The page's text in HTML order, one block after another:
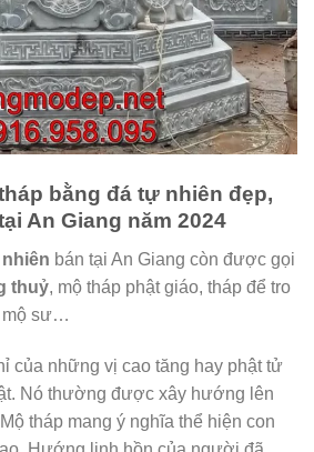
bằng đá tự nhiên đẹp,
An Giang năm 2024
bán tại An Giang còn được gọi
thuỷ, mộ tháp phật giáo, tháp để tro
mộ sư…
của những vị cao tăng hay phật tử
Nó thường được xây hướng lên
tháp mang ý nghĩa thể hiện con